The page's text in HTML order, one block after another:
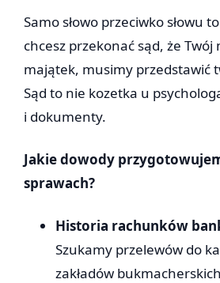
Samo słowo przeciwko słowu
chcesz przekonać sąd, że Twój
majątek, musimy przedstawić
Sąd to nie kozetka u
i dokumenty.
Jakie dowody
sprawach?
Historia rachunków
Szukamy przelewów do
zakładów